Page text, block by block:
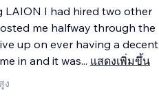
LAION I had hired two other
me halfway through the
up on ever having a decent
in and it was... แสดงเพิ่มขึ้น
ง